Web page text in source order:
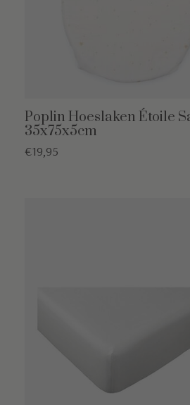
Poplin Hoeslaken Étoile
35x75x5cm
€19,95